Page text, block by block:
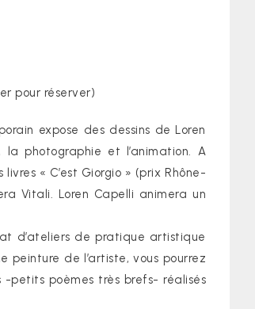
pour réserver)
expose des dessins de Loren
photographie et l’animation. A
« C’est Giorgio » (prix Rhône-
Vitali. Loren Capelli animera un
d’ateliers de pratique artistique
peinture de l’artiste, vous pourrez
-petits poèmes très brefs- réalisés